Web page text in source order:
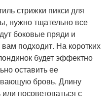
стрижки пикси для
нужно тщательно все
боковые пряди и
подходит. На коротких
будет эффектно
оставить ее
бровь. Длину
посоветоваться с